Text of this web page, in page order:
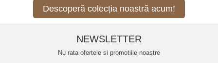
Descoperă colecția noastră acum!
NEWSLETTER
Nu rata ofertele si promotiile noastre